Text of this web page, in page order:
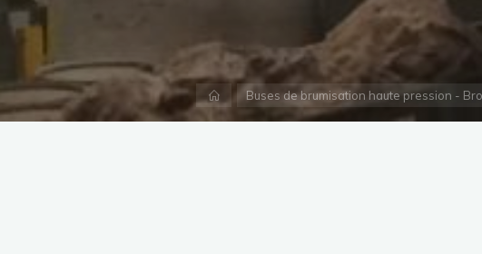
AccueilBuses de brumisation haute pression -